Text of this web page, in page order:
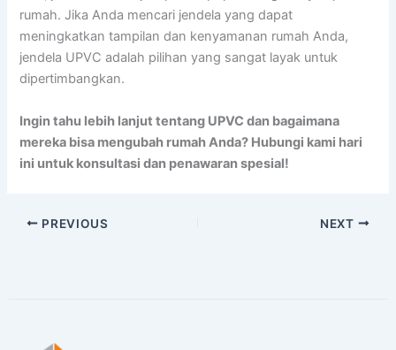
rumah. Jika Anda mencari jendela yang dapat
meningkatkan tampilan dan kenyamanan rumah Anda,
jendela UPVC adalah pilihan yang sangat layak untuk
dipertimbangkan.
Ingin tahu lebih lanjut tentang UPVC dan bagaimana
mereka bisa mengubah rumah Anda? Hubungi kami hari
ini untuk konsultasi dan penawaran spesial!
PREVIOUS NEXT